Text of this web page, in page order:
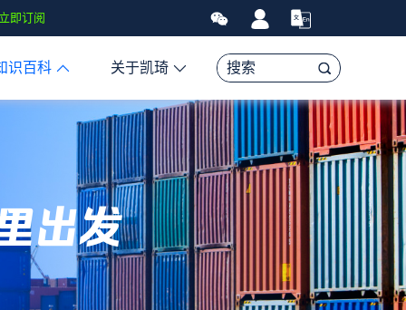
FBA头程物流资讯、贸易和航运市场的趋势和最新事件，让您掌握各
即订阅
识百科 关于凯琦
出发